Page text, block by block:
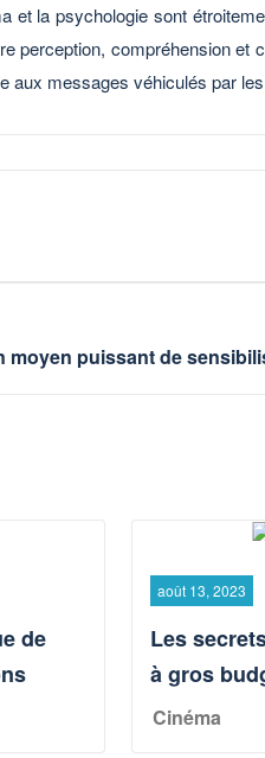
et la psychologie sont
perception, compréhension
aux messages véhiculés par
moyen puissant de
de
août 13, 2023
Les
à gros
Cinéma